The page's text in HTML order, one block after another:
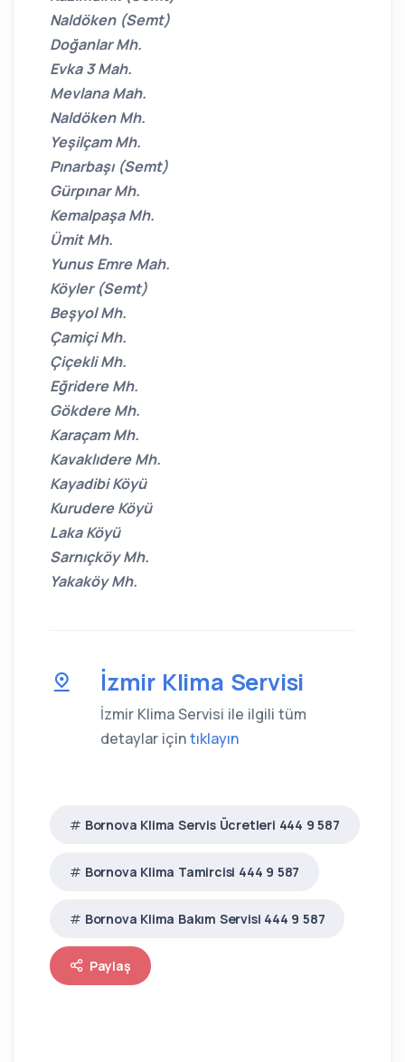
Naldöken (Semt)
Doğanlar Mh.
Evka 3 Mah.
Mevlana Mah.
Naldöken Mh.
Yeşilçam Mh.
Pınarbaşı (Semt)
Gürpınar Mh.
Kemalpaşa Mh.
Ümit Mh.
Yunus Emre Mah.
Köyler (Semt)
Beşyol Mh.
Çamiçi Mh.
Çiçekli Mh.
Eğridere Mh.
Gökdere Mh.
Karaçam Mh.
Kavaklıdere Mh.
Kayadibi Köyü
Kurudere Köyü
Laka Köyü
Sarnıçköy Mh.
Yakaköy Mh.
İzmir Klima Servisi
İzmir Klima Servisi ile ilgili tüm
detaylar içintıklayın
Bornova Klima Servis Ücretleri 444 9 587
Bornova Klima Tamircisi 444 9 587
Bornova Klima Bakım Servisi 444 9 587
Paylaş